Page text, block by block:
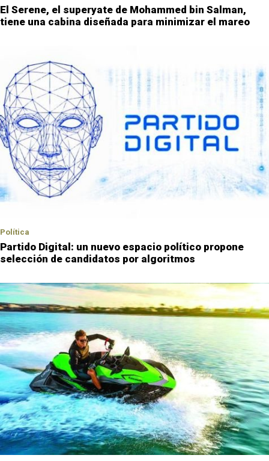
El Serene, el superyate de Mohammed bin Salman,
tiene una cabina diseñada para minimizar el mareo
Política
Partido Digital: un nuevo espacio político propone
selección de candidatos por algoritmos